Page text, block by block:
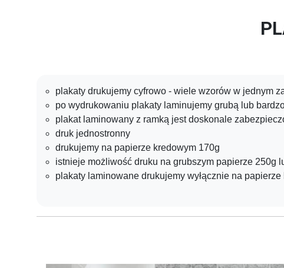
plakaty drukujemy cyfrowo - wiele wzorów w jednym
po wydrukowaniu plakaty laminujemy grubą lub
plakat laminowany z ramką jest doskonale
druk jednostronny
drukujemy na papierze kredowym 170g
istnieje możliwość druku na grubszym papierze 250g
plakaty laminowane drukujemy wyłącznie na papierze